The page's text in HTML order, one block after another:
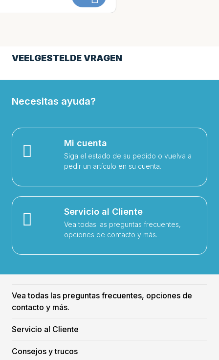
VEELGESTELDE VRAGEN
Necesitas ayuda?
Mi cuenta
Siga el estado de su pedido o vuelva a
pedir un artículo en su cuenta.
Servicio al Cliente
Vea todas las preguntas frecuentes,
opciones de contacto y más.
Vea todas las preguntas frecuentes, opciones de
contacto y más.
Servicio al Cliente
Consejos y trucos